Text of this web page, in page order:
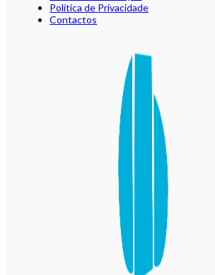
Política de Privacidade
Contactos